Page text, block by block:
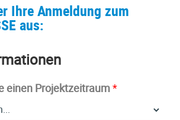
Ihre Anmeldung zum
aus:
einen Projektzeitraum*